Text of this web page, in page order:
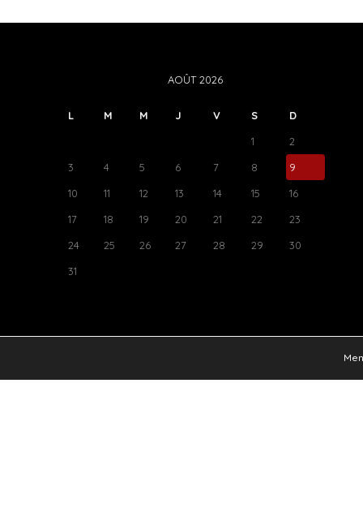
AOÛT 2026
L M M J V S
D
1
2
3
4 5 6 7 8
9
10
11 12 13 14 15
16
17
18 19 20 21 22
23
24
25 26 27 28 29
30
31